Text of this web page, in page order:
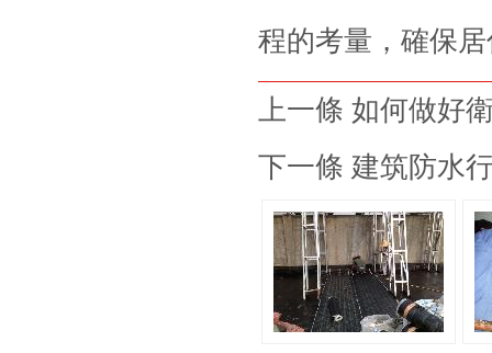
程的考量，確保
上一條 如何做好
下一條 建筑防水